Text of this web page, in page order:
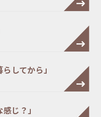
してから」
じ？」